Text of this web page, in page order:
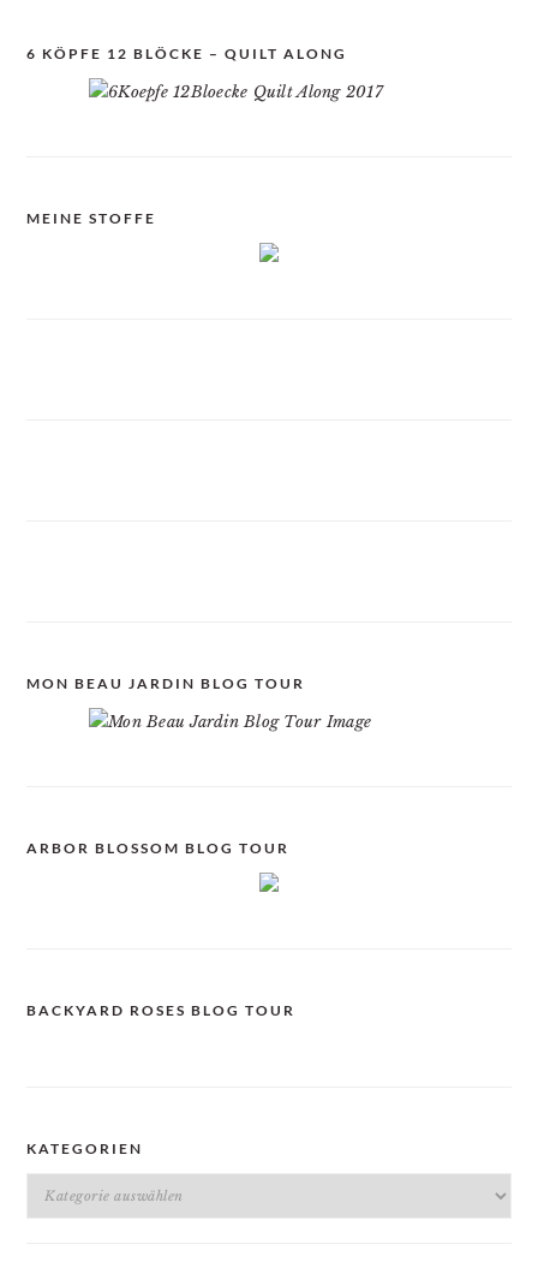
6 KÖPFE 12 BLÖCKE – QUILT ALONG
MEINE STOFFE
MON BEAU JARDIN BLOG TOUR
ARBOR BLOSSOM BLOG TOUR
BACKYARD ROSES BLOG TOUR
KATEGORIEN
Kategorien